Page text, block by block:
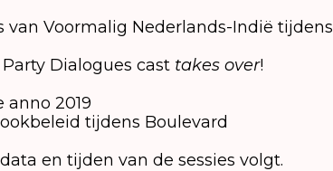
van Voormalig Nederlands-Indië tijdens
Dialogues cast takes over!
anno 2019
tijdens Boulevard
en tijden van de sessies volgt.